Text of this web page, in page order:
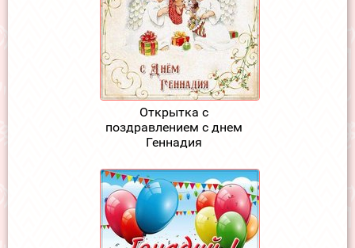
Открытка с
поздравлением с днем
Геннадия